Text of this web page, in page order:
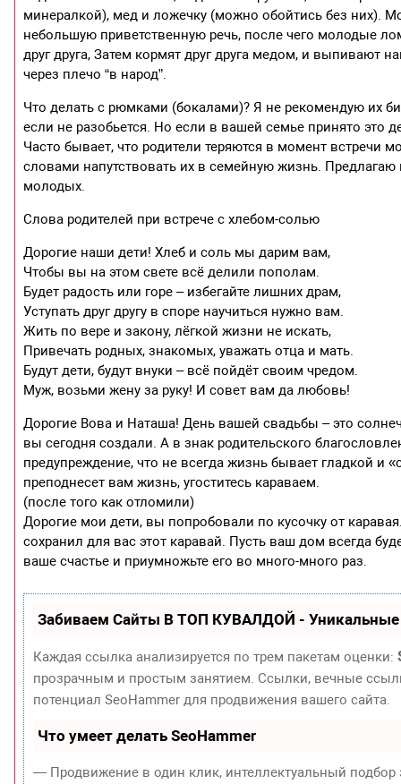
минералкой), мед и ложечку (можно обойтись без них).
небольшую приветственную речь, после чего молодые
друг друга, Затем кормят друг друга медом, и выпивают
через плечо “в народ”.
Что делать с рюмками (бокалами)? Я не рекомендую их
если не разобьется. Но если в вашей семье принято это
Часто бывает, что родители теряются в момент встречи
словами напутствовать их в семейную жизнь.
молодых.
Слова родителей при встрече с хлебом-солью
Дорогие наши дети! Хлеб и соль мы дарим вам,
Чтобы вы на этом свете всё делили пополам.
Будет радость или горе – избегайте лишних драм,
Уступать друг другу в споре научиться нужно вам.
Жить по вере и закону, лёгкой жизни не искать,
Привечать родных, знакомых, уважать отца и мать.
Будут дети, будут внуки – всё пойдёт своим чредом.
Муж, возьми жену за руку! И совет вам да любовь!
Дорогие Вова и Наташа! День вашей свадьбы – это
вы сегодня создали. А в знак родительского
предупреждение, что не всегда жизнь бывает гладкой и
преподнесет вам жизнь, угоститесь караваем.
(после того как отломили)
Дорогие мои дети, вы попробовали по кусочку от
сохранил для вас этот каравай. Пусть ваш дом всегда
ваше счастье и приумножьте его во много-много раз.
Забиваем Сайты В ТОП КУВАЛДОЙ - Уникальные
Каждая ссылка анализируется по трем пакетам оценки:
прозрачным и простым занятием. Ссылки, вечные
потенциал SeoHammer для продвижения вашего сайта.
Что умеет делать SeoHammer
— Продвижение в один клик, интеллектуальный